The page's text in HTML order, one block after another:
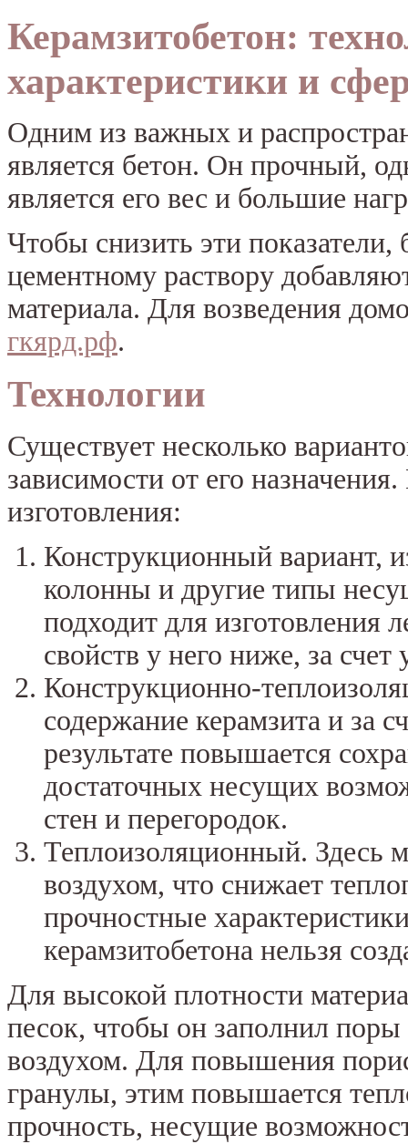
Керамзитобетон:
характеристики и
Одним из важных и
является бетон. Он прочный,
является его вес и большие
Чтобы снизить эти показатели,
цементному раствору
материала. Для возведения
гкярд.рф.
Технологии
Существует несколько
зависимости от его
изготовления:
Конструкционный вариант,
колонны и другие типы
подходит для изготовления
свойств у него ниже, за
Конструкционно-
содержание керамзита и за
результате повышается
достаточных несущих
стен и перегородок.
Теплоизоляционный. Здесь
воздухом, что снижает
прочностные
керамзитобетона нельзя
Для высокой плотности
песок, чтобы он заполнил
воздухом. Для повышения
гранулы, этим повышается
прочность, несущие